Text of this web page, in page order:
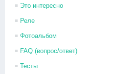
Это интересно
Реле
Фотоальбом
FAQ (вопрос/ответ)
Тесты